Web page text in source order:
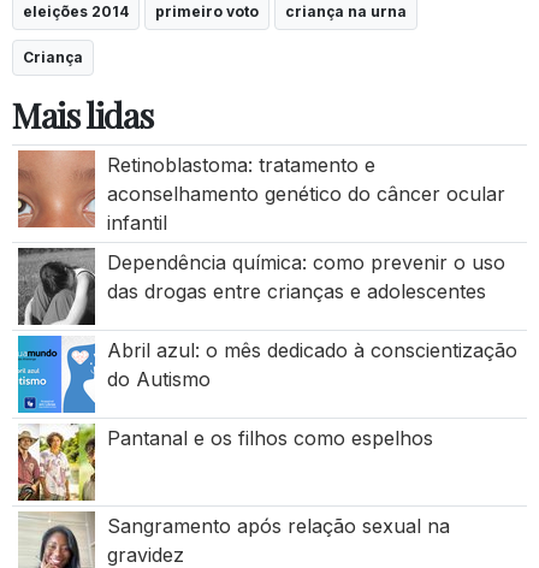
eleições 2014 primeiro voto criança na urna
Criança
Mais lidas
Retinoblastoma: tratamento e
aconselhamento genético do câncer ocular
infantil
Dependência química: como prevenir o uso
das drogas entre crianças e adolescentes
Abril azul: o mês dedicado à conscientização
do Autismo
Pantanal e os filhos como espelhos
Sangramento após relação sexual na
gravidez